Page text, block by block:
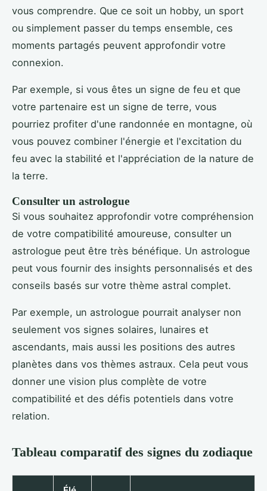
vous comprendre. Que ce soit un hobby, un sport
ou simplement passer du temps ensemble, ces
moments partagés peuvent approfondir votre
connexion.
Par exemple, si vous êtes un signe de feu et que
votre partenaire est un signe de terre, vous
pourriez profiter d'une randonnée en montagne, où
vous pouvez combiner l'énergie et l'excitation du
feu avec la stabilité et l'appréciation de la nature de
la terre.
Consulter un astrologue
Si vous souhaitez approfondir votre compréhension
de votre compatibilité amoureuse, consulter un
astrologue peut être très bénéfique. Un astrologue
peut vous fournir des insights personnalisés et des
conseils basés sur votre thème astral complet.
Par exemple, un astrologue pourrait analyser non
seulement vos signes solaires, lunaires et
ascendants, mais aussi les positions des autres
planètes dans vos thèmes astraux. Cela peut vous
donner une vision plus complète de votre
compatibilité et des défis potentiels dans votre
relation.
Tableau comparatif des signes du zodiaque